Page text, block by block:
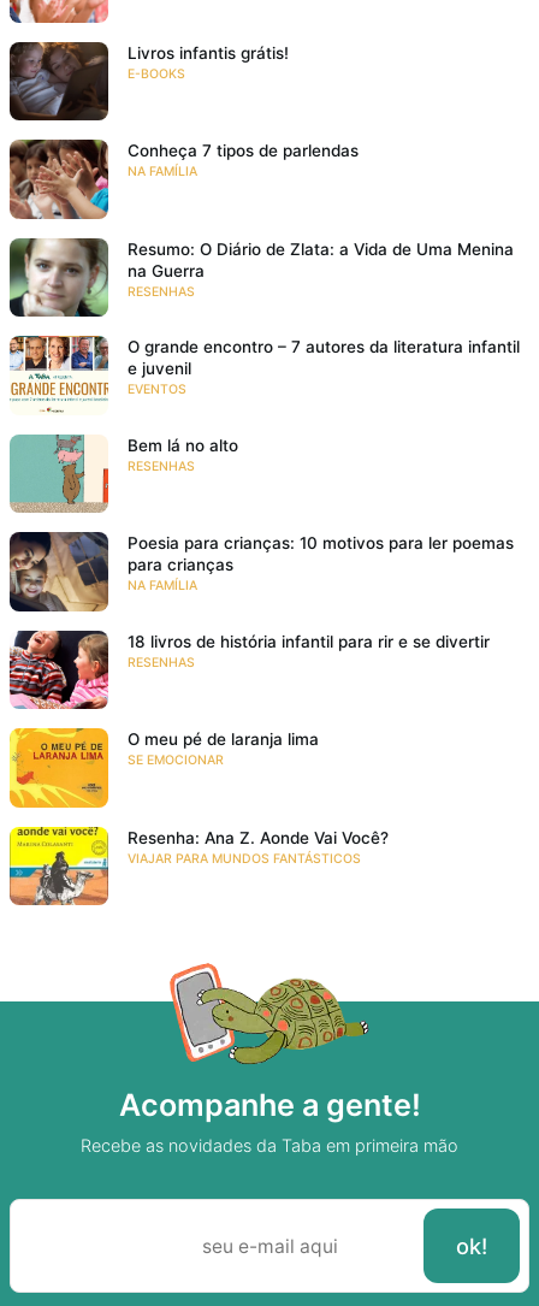
Livros infantis grátis!
E-BOOKS
Conheça 7 tipos de parlendas
NA FAMÍLIA
Resumo: O Diário de Zlata: a Vida de Uma Menina
na Guerra
RESENHAS
O grande encontro – 7 autores da literatura infantil
e juvenil
EVENTOS
Bem lá no alto
RESENHAS
Poesia para crianças: 10 motivos para ler poemas
para crianças
NA FAMÍLIA
18 livros de história infantil para rir e se divertir
RESENHAS
O meu pé de laranja lima
SE EMOCIONAR
Resenha: Ana Z. Aonde Vai Você?
VIAJAR PARA MUNDOS FANTÁSTICOS
Acompanhe a gente!
Recebe as novidades da Taba em primeira mão